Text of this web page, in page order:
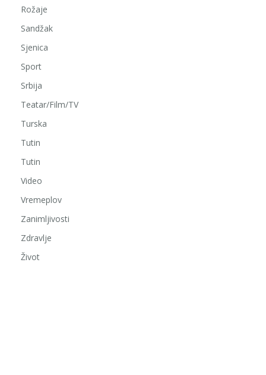
Rožaje
Sandžak
Sjenica
Sport
Srbija
Teatar/Film/TV
Turska
Tutin
Tutin
Video
Vremeplov
Zanimljivosti
Zdravlje
Život